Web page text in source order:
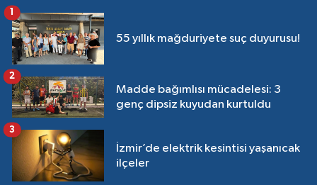
55 yıllık mağduriyete suç duyurusu!
1
Madde bağımlısı mücadelesi: 3
genç dipsiz kuyudan kurtuldu
2
İzmir’de elektrik kesintisi yaşanıcak
ilçeler
3